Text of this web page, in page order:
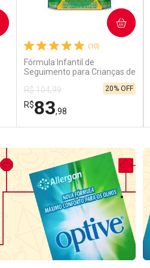
(10)
Fórmula Infantil de
Seguimento para Crianças de
Primeira Infância Nestonutri
2 Unidades de 800g cada
R$ 104,99
R$83,98
20% OFF
COMPRAR
Laboratório
Por Menos